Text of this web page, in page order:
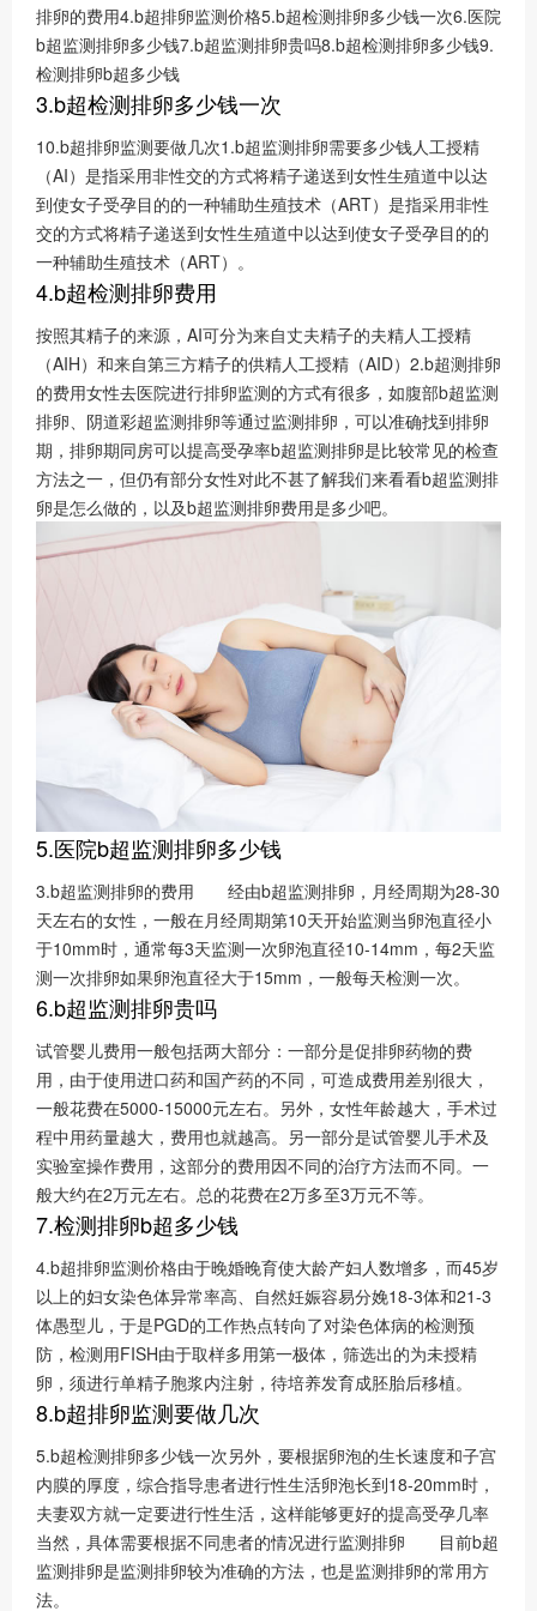
排卵的费用4.b超排卵监测价格5.b超检测排卵多少钱一次6.医院
b超监测排卵多少钱7.b超监测排卵贵吗8.b超检测排卵多少钱9.
检测排卵b超多少钱
3.b超检测排卵多少钱一次
10.b超排卵监测要做几次1.b超监测排卵需要多少钱人工授精
（AI）是指采用非性交的方式将精子递送到女性生殖道中以达
到使女子受孕目的的一种辅助生殖技术（ART）是指采用非性
交的方式将精子递送到女性生殖道中以达到使女子受孕目的的
一种辅助生殖技术（ART）。
4.b超检测排卵费用
按照其精子的来源，AI可分为来自丈夫精子的夫精人工授精
（AIH）和来自第三方精子的供精人工授精（AID）2.b超测排卵
的费用女性去医院进行排卵监测的方式有很多，如腹部b超监测
排卵、阴道彩超监测排卵等通过监测排卵，可以准确找到排卵
期，排卵期同房可以提高受孕率b超监测排卵是比较常见的检查
方法之一，但仍有部分女性对此不甚了解我们来看看b超监测排
卵是怎么做的，以及b超监测排卵费用是多少吧。
5.医院b超监测排卵多少钱
3.b超监测排卵的费用 经由b超监测排卵，月经周期为28-30
天左右的女性，一般在月经周期第10天开始监测当卵泡直径小
于10mm时，通常每3天监测一次卵泡直径10-14mm，每2天监
测一次排卵如果卵泡直径大于15mm，一般每天检测一次。
6.b超监测排卵贵吗
试管婴儿费用一般包括两大部分：一部分是促排卵药物的费
用，由于使用进口药和国产药的不同，可造成费用差别很大，
一般花费在5000-15000元左右。另外，女性年龄越大，手术过
程中用药量越大，费用也就越高。另一部分是试管婴儿手术及
实验室操作费用，这部分的费用因不同的治疗方法而不同。一
般大约在2万元左右。总的花费在2万多至3万元不等。
7.检测排卵b超多少钱
4.b超排卵监测价格由于晚婚晚育使大龄产妇人数增多，而45岁
以上的妇女染色体异常率高、自然妊娠容易分娩18-3体和21-3
体愚型儿，于是PGD的工作热点转向了对染色体病的检测预
防，检测用FISH由于取样多用第一极体，筛选出的为未授精
卵，须进行单精子胞浆内注射，待培养发育成胚胎后移植。
8.b超排卵监测要做几次
5.b超检测排卵多少钱一次另外，要根据卵泡的生长速度和子宫
内膜的厚度，综合指导患者进行性生活卵泡长到18-20mm时，
夫妻双方就一定要进行性生活，这样能够更好的提高受孕几率
当然，具体需要根据不同患者的情况进行监测排卵 目前b超
监测排卵是监测排卵较为准确的方法，也是监测排卵的常用方
法。